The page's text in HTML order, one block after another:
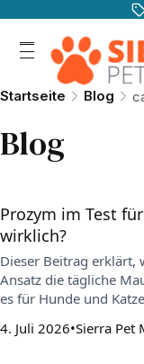
Startseite Blog
Blog
Prozym im Test
wirklich?
Dieser Beitrag erklärt,
Ansatz die tägliche
es für Hunde und
realistischen
4. Juli 2026 Sierra Pet